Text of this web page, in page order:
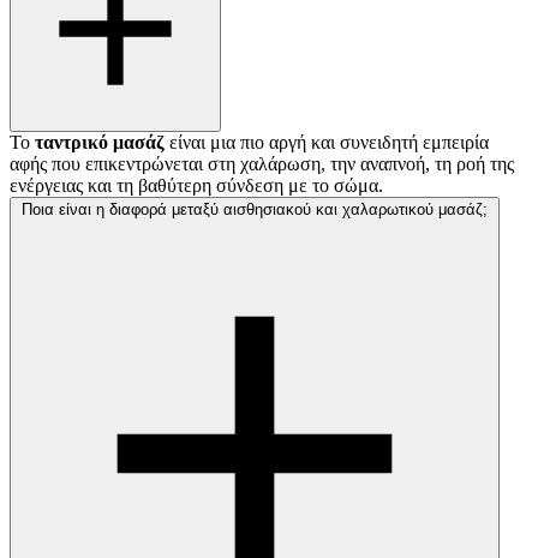
Το ταντρικό μασάζ είναι μια πιο αργή και συνειδητή εμπειρία
αφής που επικεντρώνεται στη χαλάρωση, την αναπνοή, τη ροή της
ενέργειας και τη βαθύτερη σύνδεση με το σώμα.
Ποια είναι η διαφορά μεταξύ αισθησιακού και χαλαρωτικού μασάζ;